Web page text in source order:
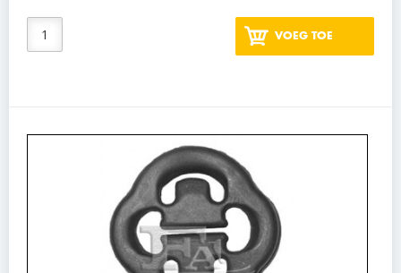
VOEG TOE